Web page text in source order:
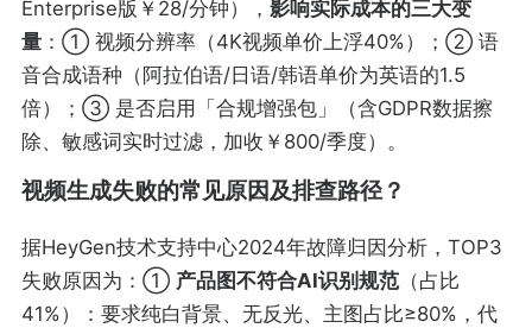
Enterprise版￥28/分钟）， 影响实际成本的三大变
量：① 视频分辨率（4K视频单价上浮40%）；② 语
音合成语种（阿拉伯语/日语/韩语单价为英语的1.5
倍）；③ 是否启用「合规增强包」（含GDPR数据擦
除、敏感词实时过滤，加收￥800/季度）。
视频生成失败的常见原因及排查路径？
据HeyGen技术支持中心2024年故障归因分析，TOP3
失败原因为：① 产品图不符合AI识别规范（占比
41%）：要求纯白背景、无反光、主图占比≥80%，代